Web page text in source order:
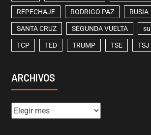
REPECHAJE RODRIGO PAZ RUSIA
SANTA CRUZ SEGUNDA VUELTA
TCP TED TRUMP TSE TSJ
ARCHIVOS